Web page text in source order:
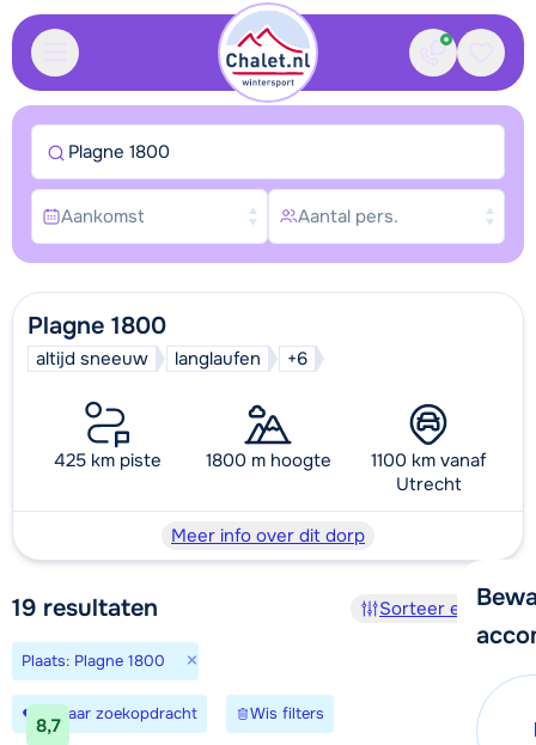
Contact
Plagne 1800
altijd sneeuw langlaufen +6
425 km piste 1800 m hoogte
1100 km vanaf
Utrecht
Meer info over dit dorp
19 resultaten Sorteer en filter
Plaats: Plagne 1800 ×
Bewaar zoekopdracht Wis filters
8,7
Plagne 1800
Aankomst Aantal pers.